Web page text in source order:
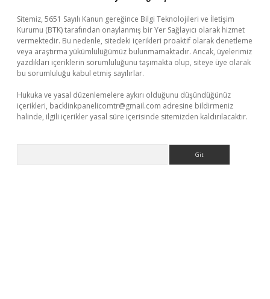
Sitemiz, 5651 Sayılı Kanun gereğince Bilgi Teknolojileri ve İletişim
Kurumu (BTK) tarafından onaylanmış bir Yer Sağlayıcı olarak hizmet
vermektedir. Bu nedenle, sitedeki içerikleri proaktif olarak denetleme
veya araştırma yükümlülüğümüz bulunmamaktadır. Ancak, üyelerimiz
yazdıkları içeriklerin sorumluluğunu taşımakta olup, siteye üye olarak
bu sorumluluğu kabul etmiş sayılırlar.
Hukuka ve yasal düzenlemelere aykırı olduğunu düşündüğünüz
içerikleri, backlinkpanelicomtr@gmail.com adresine bildirmeniz
halinde, ilgili içerikler yasal süre içerisinde sitemizden kaldırılacaktır.